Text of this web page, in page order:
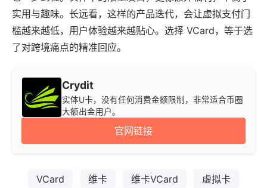
实用与趣味。长远看，这样的产品迭代，会让虚拟支付门
槛越来越低，用户体验越来越贴心。选择 VCard，等于选
了对跨境痛点的精准回应。
Crydit
实体U卡，没有任何消费金额限制，非常适合币圈
大额出金用户。
官网链接
VCard 维卡 维卡VCard 虚拟卡